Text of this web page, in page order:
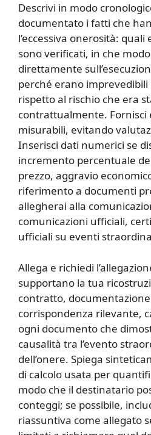
Descrivi in modo
documentato i fatti che
l’eccessiva onerosità:
sono verificati, in che
direttamente
perché erano
rispetto al rischio che era
contrattualmente. Fornisci
misurabili, evitando
Inserisci dati numerici se
incremento percentuale
prezzo, aggravio
riferimento a documenti
allegherai alla
comunicazioni ufficiali,
ufficiali su eventi
Allega e richiedi
supportano la tua
contratto,
corrispondenza rilevante,
ogni documento che
causalità tra l’evento
dell’onere. Spiega
di calcolo usata per
modo che il destinatario
conteggi; se possibile,
riassuntiva come allegato